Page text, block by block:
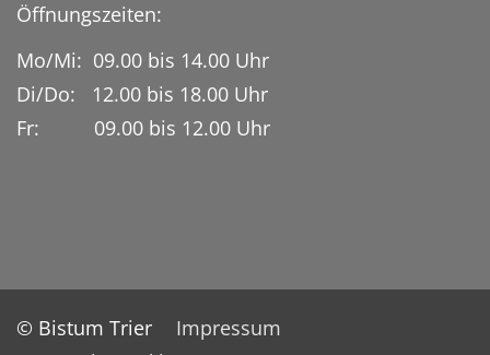
Öffnungszeiten:
Mo/Mi: 09.00 bis 14.00 Uhr
Di/Do: 12.00 bis 18.00 Uhr
Fr: 09.00 bis 12.00 Uhr
© Bistum Trier
Impressum